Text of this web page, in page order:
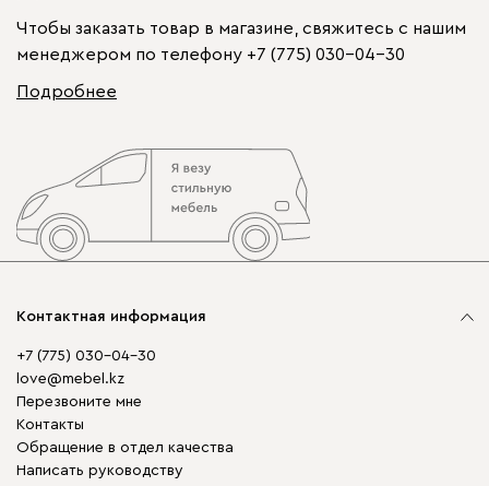
Чтобы заказать товар в магазине, свяжитесь с нашим
менеджером по телефону +7 (775) 030-04-30
Подробнее
Контактная информация
+7 (775) 030-04-30
love@mebel.kz
Перезвоните мне
Контакты
Обращение в отдел качества
Написать руководству